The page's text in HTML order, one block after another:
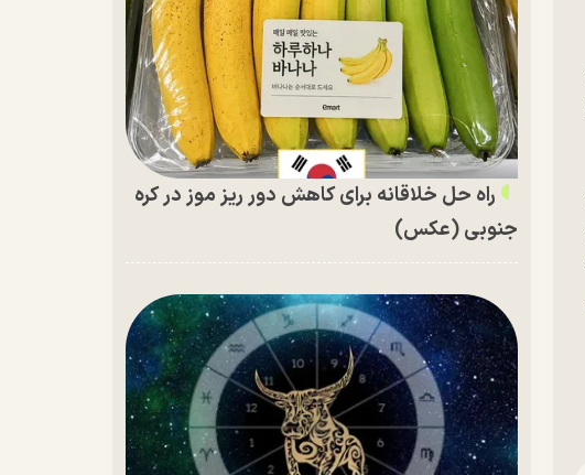
راه حل خلاقانه برای کاهش دور ریز موز در کره
جنوبی (عکس)